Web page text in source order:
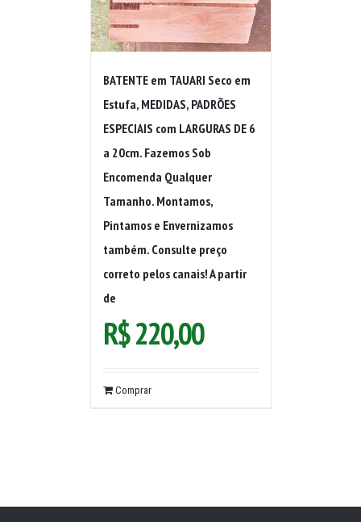
BATENTE em TAUARI Seco em
Estufa, MEDIDAS, PADRÕES
ESPECIAIS com LARGURAS DE 6
a 20cm. Fazemos Sob
Encomenda Qualquer
Tamanho. Montamos,
Pintamos e Envernizamos
também. Consulte preço
correto pelos canais! A partir
de
R$220,00
Comprar